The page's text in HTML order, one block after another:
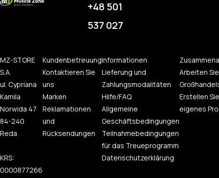
+48 501
537 027
MZ-STORE
S.A.
ul. Cypriana
Kamila
Norwida 47
84-240
Reda
KRS:
0000877266
Kundenbetreuung
Kontaktieren Sie
uns
Marken
Reklamationen
und
Rücksendungen
Informationen
Lieferung und
Zahlungsmodalitäten
Hilfe/FAQ
Allgemeine
Geschäftsbedingungen
Teilnahmebedingungen
für das Treueprogramm
Datenschutzerklärung
Arbeiten
Erstellen
eigenes